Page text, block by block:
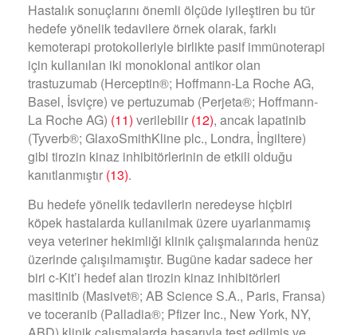
Hastalık sonuçlarını önemli ölçüde iyileştiren bu tür
hedefe yönelik tedavilere örnek olarak, farklı
kemoterapi protokolleriyle birlikte pasif immünoterapi
için kullanılan iki monoklonal antikor olan
trastuzumab (Herceptin®; Hoffmann-La Roche AG,
Basel, İsviçre) ve pertuzumab (Perjeta®; Hoffmann-
La Roche AG) (11) verilebilir (12), ancak lapatinib
(Tyverb®; GlaxoSmithKline plc., Londra, İngiltere)
gibi tirozin kinaz inhibitörlerinin de etkili olduğu
kanıtlanmıştır (13).
Bu hedefe yönelik tedavilerin neredeyse hiçbiri
köpek hastalarda kullanılmak üzere uyarlanmamış
veya veteriner hekimliği klinik çalışmalarında henüz
üzerinde çalışılmamıştır. Bugüne kadar sadece her
biri c-Kit’i hedef alan tirozin kinaz inhibitörleri
masitinib (Masivet®; AB Science S.A., Paris, Fransa)
ve toceranib (Palladia®; Pfizer Inc., New York, NY,